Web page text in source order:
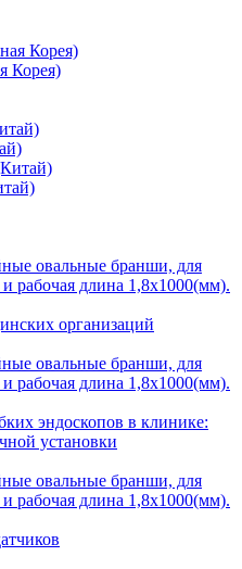
Корея)
организаций
эндоскопов в клинике:
установки